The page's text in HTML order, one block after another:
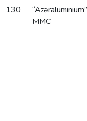
130
“Azəralüminium”
MMC